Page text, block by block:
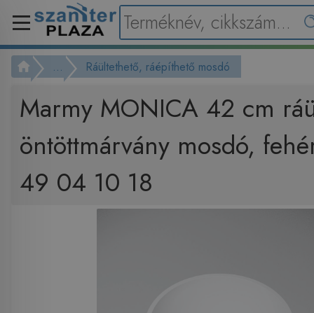
... Ráültethető, ráépíthető mosdó
Marmy MONICA 42 cm
öntöttmárvány mosdó,
49 04 10 18